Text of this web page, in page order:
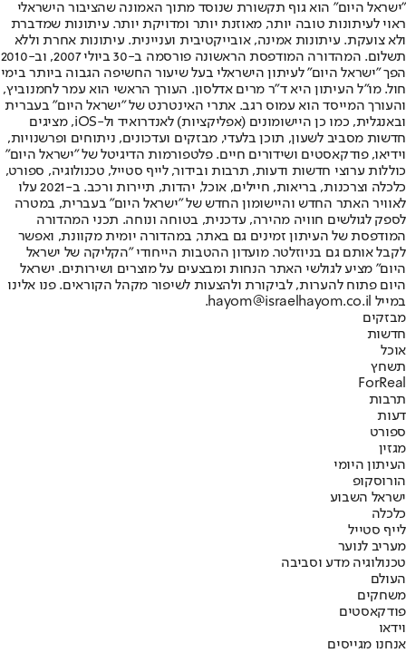
"ישראל היום" הוא גוף תקשורת שנוסד מתוך האמונה שהציבור הישראלי
ראוי לעיתונות טובה יותר, מאוזנת יותר ומדויקת יותר. עיתונות שמדברת
ולא צועקת. עיתונות אמינה, אובייקטיבית ועניינית. עיתונות אחרת וללא
תשלום. המהדורה המודפסת הראשונה פורסמה ב-30 ביולי 2007, וב-2010
הפך "ישראל היום" לעיתון הישראלי בעל שיעור החשיפה הגבוה ביותר בימי
חול. מו"ל העיתון היא ד"ר מרים אדלסון. העורך הראשי הוא עמר לחמנוביץ,
והעורך המייסד הוא עמוס רגב. אתרי האינטרנט של "ישראל היום" בעברית
ובאנגלית, כמו כן היישומונים (אפליקציות) לאנדרואיד ול-iOS, מציגים
חדשות מסביב לשעון, תוכן בלעדי, מבזקים ועדכונים, ניתוחים ופרשנויות,
וידיאו, פודקאסטים ושידורים חיים. פלטפורמות הדיגיטל של "ישראל היום"
כוללות ערוצי חדשות ודעות, תרבות ובידור, לייף סטייל, טכנולוגיה, ספורט,
כלכלה וצרכנות, בריאות, חיילים, אוכל, יהדות, תיירות ורכב. ב-2021 עלו
לאוויר האתר החדש והיישומון החדש של "ישראל היום" בעברית, במטרה
לספק לגולשים חוויה מהירה, עדכנית, בטוחה ונוחה. תכני המהדורה
המודפסת של העיתון זמינים גם באתר, במהדורה יומית מקוונת, ואפשר
לקבל אותם גם בניוזלטר. מועדון ההטבות הייחודי "הקליקה של ישראל
היום" מציע לגולשי האתר הנחות ומבצעים על מוצרים ושירותים. ישראל
היום פתוח להערות, לביקורת ולהצעות לשיפור מקהל הקוראים. פנו אלינו
במייל hayom@israelhayom.co.il.
מבזקים
חדשות
אוכל
תשחץ
ForReal
תרבות
דעות
ספורט
מגזין
העיתון היומי
הורוסקופ
ישראל השבוע
כלכלה
לייף סטייל
מעריב לנוער
טכנולוגיה מדע וסביבה
העולם
משחקים
פודקאסטים
וידאו
אנחנו מגייסים